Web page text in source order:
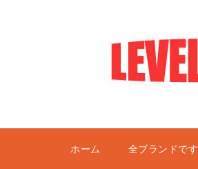
ホーム 全ブランドです